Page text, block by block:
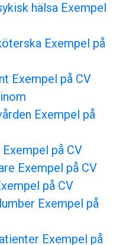
hälsa Exempel
Exempel på
Exempel på CV
Exempel på
på CV
Exempel på CV
på CV
Exempel på
Exempel på